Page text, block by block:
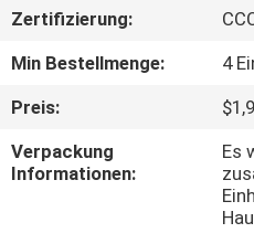
FABRIK-
AUSFLUG
Zertifizierung:
Min Bestellmenge:
4
Preis:
Verpackung
Informationen:
Es